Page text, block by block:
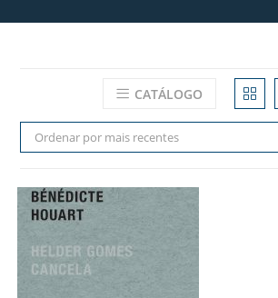
CATÁLOGO
Ordenar por mais recentes